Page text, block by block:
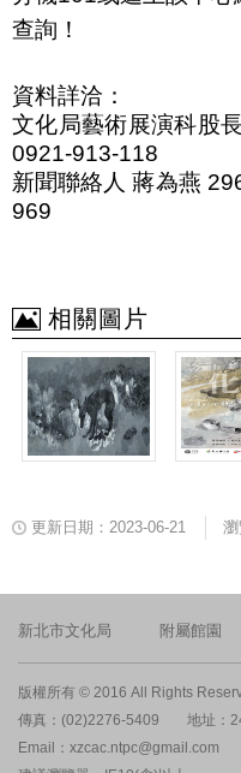
查詢！
資料詳洽：
文化局藝術展演科股
0921-913-118
新聞聯絡人 蔣為燕
969
相關圖片
更新日期：2023-06-21
新北市文化局 附屬館園
版權所有 © 2016 All Rights
傳真：(02)2276-5409
地址：
Email：xzcac.ntpc@gmail.com